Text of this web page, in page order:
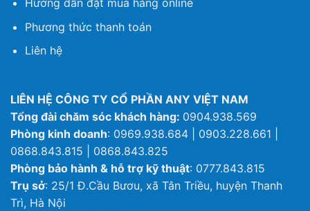
Hướng dẫn đặt mua hàng online
Phương thức thanh toán
Liên hệ
LIÊN HỆ CÔNG TY CỔ PHẦN ANY VIỆT NAM
Tổng đài chăm sóc khách hàng: 0904.938.569
Phòng kinh doanh: 0969.938.684 | 0903.228.661 |
0868.843.815 | 0868.843.825
Phòng bảo hành & hỗ trợ kỹ thuật: 0777.843.815
Trụ sở: 25/1 Đ.Cầu Bươu, xã Tân Triều, huyện Thanh
Trì, Hà Nội